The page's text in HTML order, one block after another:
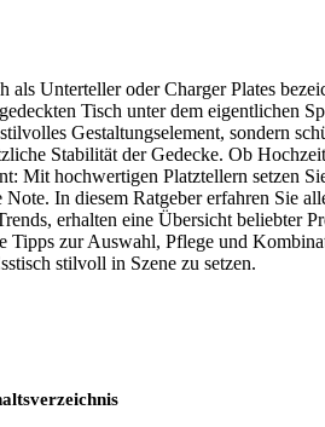
als Unterteller oder Charger Plates
Tisch unter dem eigentlichen
Gestaltungselement, sondern
Stabilität der Gedecke. Ob
Mit hochwertigen Platztellern setzen
Note. In diesem Ratgeber erfahren Sie
erhalten eine Übersicht beliebter
Tipps zur Auswahl, Pflege und
stilvoll in Szene zu setzen.